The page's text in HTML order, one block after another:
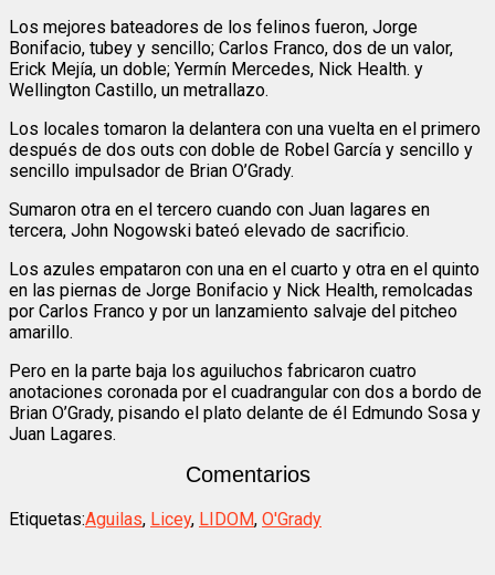
Los mejores bateadores de los felinos fueron, Jorge
Bonifacio, tubey y sencillo; Carlos Franco, dos de un valor,
Erick Mejía, un doble; Yermín Mercedes, Nick Health. y
Wellington Castillo, un metrallazo.
Los locales tomaron la delantera con una vuelta en el primero
después de dos outs con doble de Robel García y sencillo y
sencillo impulsador de Brian O’Grady.
Sumaron otra en el tercero cuando con Juan lagares en
tercera, John Nogowski bateó elevado de sacrificio.
Los azules empataron con una en el cuarto y otra en el quinto
en las piernas de Jorge Bonifacio y Nick Health, remolcadas
por Carlos Franco y por un lanzamiento salvaje del pitcheo
amarillo.
Pero en la parte baja los aguiluchos fabricaron cuatro
anotaciones coronada por el cuadrangular con dos a bordo de
Brian O’Grady, pisando el plato delante de él Edmundo Sosa y
Juan Lagares.
Comentarios
Etiquetas:Aguilas, Licey, LIDOM, O'Grady